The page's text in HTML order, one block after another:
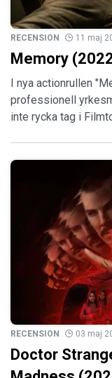
RECENSION 11 maj
Memory
I nya actionrullen
professionell
inte rycka tag i
RECENSION 03 maj
Doctor